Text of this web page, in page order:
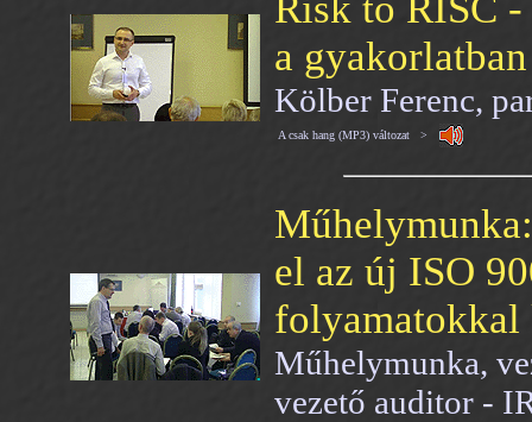
a gyakorlatban
Kölber Ferenc,
A csak hang (MP3) változat >
el az új ISO
folyamatokkal
Műhelymunka,
vezető auditor -